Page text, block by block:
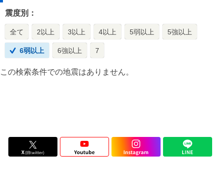
震度別：
全て 2以上 3以上 4以上 5弱以上 5強以上
6弱以上 6強以上 7
この検索条件での地震はありません。